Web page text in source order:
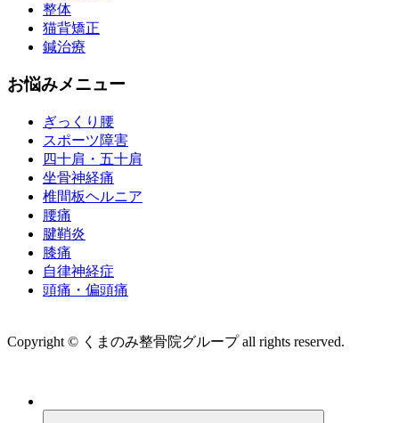
整体
猫背矯正
鍼治療
お悩みメニュー
ぎっくり腰
スポーツ障害
四十肩・五十肩
坐骨神経痛
椎間板ヘルニア
腰痛
腱鞘炎
膝痛
自律神経症
頭痛・偏頭痛
Copyright © くまのみ整骨院グループ all rights reserved.